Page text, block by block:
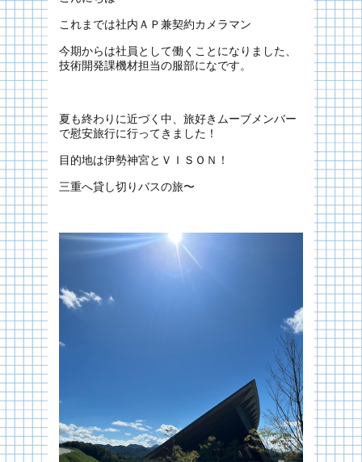
これまでは社内ＡＰ兼契約カメラマン
今期からは社員として働くことになりました、
技術開発課機材担当の服部になです。
夏も終わりに近づく中、旅好きムーブメンバー
で慰安旅行に行ってきました！
目的地は伊勢神宮とＶＩＳＯＮ！
三重へ貸し切りバスの旅〜